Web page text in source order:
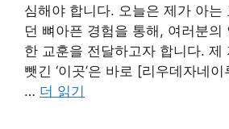
심해야 합니다. 오늘은 제가 아는
던 뼈아픈 경험을 통해, 여러분의
한 교훈을 전달하고자 합니다. 제
뺏긴 ‘이곳’은 바로 [리우데자네
… 더 읽기